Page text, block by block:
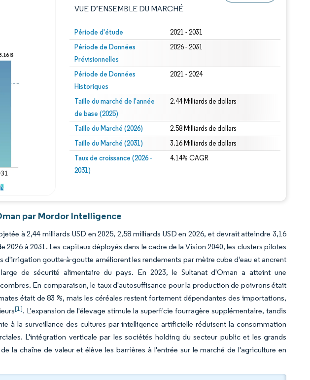
VUE D’ENSEMBLE DU MARCHÉ
Période d'étude 2021 - 2031
Période de Données
Prévisionnelles
2026 - 2031
Période de Données
Historiques
2021 - 2024
Taille du marché de l'année
de base (2025)
2.44 Milliards de dollars
Taille du Marché (2026) 2.58 Milliards de dollars
Taille du Marché (2031) 3.16 Milliards de dollars
Taux de croissance (2026 -
2031)
4.14% CAGR
La réutilisation nécessite une attribution sous CC BY 4.0.
par Mordor Intelligence
à 2,44 milliards USD en 2025, 2,58 milliards USD en 2026, et devrait atteindre 3,16
2026 à 2031. Les capitaux déployés dans le cadre de la Vision 2040, les clusters pilotes
d'irrigation goutte-à-goutte améliorent les rendements par mètre cube d'eau et ancrent
de sécurité alimentaire du pays. En 2023, le Sultanat d'Oman a atteint une
En comparaison, le taux d'autosuffisance pour la production de poivrons était
était de 83 %, mais les céréales restent fortement dépendantes des importations,
[1]. L'expansion de l'élevage stimule la superficie fourragère supplémentaire, tandis
à la surveillance des cultures par intelligence artificielle réduisent la consommation
L'intégration verticale par les sociétés holding du secteur public et les grands
la chaîne de valeur et élève les barrières à l'entrée sur le marché de l'agriculture en